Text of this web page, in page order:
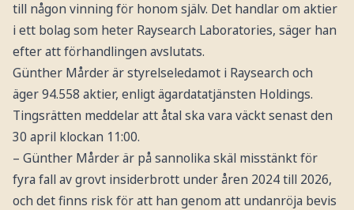
till någon vinning för honom själv. Det handlar om aktier
i ett bolag som heter Raysearch Laboratories, säger han
efter att förhandlingen avslutats.
Günther Mårder är styrelseledamot i Raysearch och
äger 94.558 aktier, enligt ägardatatjänsten Holdings.
Tingsrätten meddelar att åtal ska vara väckt senast den
30 april klockan 11:00.
– Günther Mårder är på sannolika skäl misstänkt för
fyra fall av grovt insiderbrott under åren 2024 till 2026,
och det finns risk för att han genom att undanröja bevis